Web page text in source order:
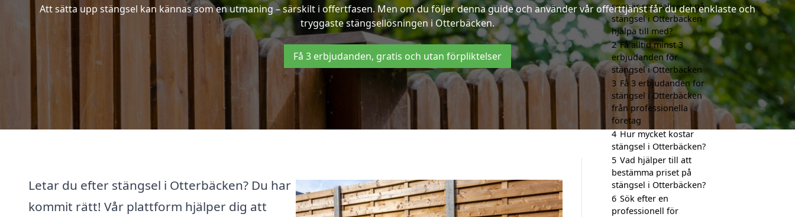
Att sätta upp stängsel kan kännas som en utmaning – särskilt i offertfasen. Men om du följer denna guide och använder vår offerttjänst får du den enklaste och
tryggaste stängsellösningen i Otterbäcken.
Få 3 erbjudanden, gratis och utan förpliktelser
Letar du efter stängsel i Otterbäcken? Du har
kommit rätt! Vår plattform hjälper dig att
som är specialiserat på
stängsel i Otterbäcken
hjälpa till med?
2 Få alltid minst 3
erbjudanden för
stängsel i Otterbäcken
3 Få 3 erbjudanden för
stängsel i Otterbäcken
från professionella
företag
4 Hur mycket kostar
stängsel i Otterbäcken?
5 Vad hjälper till att
bestämma priset på
stängsel i Otterbäcken?
6 Sök efter en
professionell för